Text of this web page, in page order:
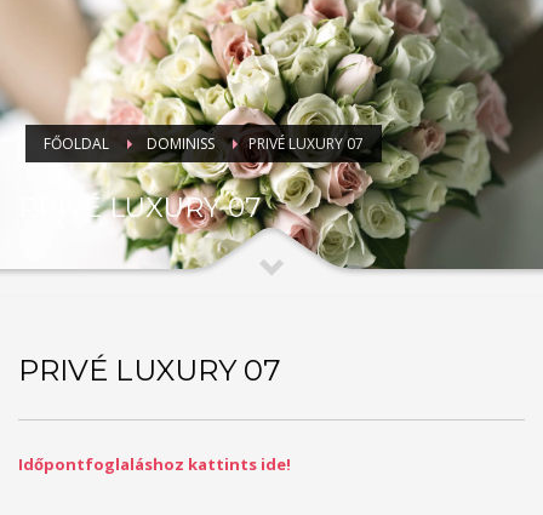
FŐOLDAL DOMINISS PRIVÉ LUXURY 07
PRIVÉ LUXURY 07
PRIVÉ LUXURY 07
Időpontfoglaláshoz kattints ide!